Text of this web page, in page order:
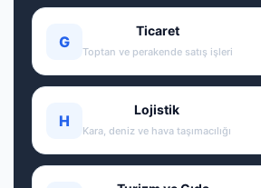
G
Ticaret
Toptan ve perakende satış işleri
H
Lojistik
Kara, deniz ve hava taşımacılığı